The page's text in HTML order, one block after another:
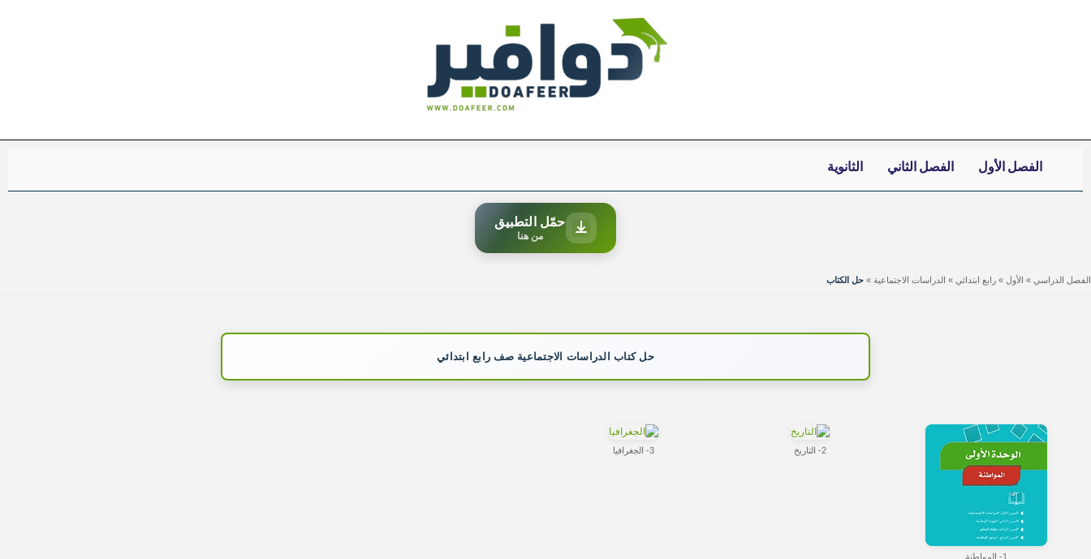
الفصل الأول الفصل الثاني الثانوية
حمّل التطبيق
من هنا
الفصل الدراسي » الأول » رابع ابتدائي » الدراسات الاجتماعية » حل الكتاب
حل كتاب الدراسات الاجتماعية صف رابع ابتدائي
1- المواطنة
2- التاريخ 3- الجغرافيا